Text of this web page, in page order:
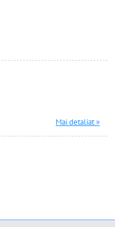
Mai detaliat »